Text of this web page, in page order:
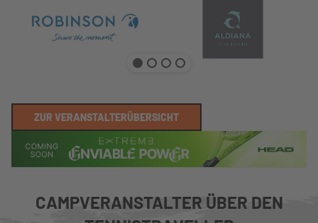
ZUR VERANSTALTERÜBERSICHT
CAMPVERANSTALTER ÜBER DEN